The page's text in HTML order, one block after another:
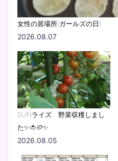
女性の居場所(ガールズの日)
2026.08.07
SUNライズ 野菜収穫しまし
た✨🍅🥔✨
2026.08.05